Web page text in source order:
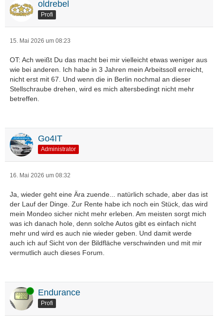
oldrebel
Profi
15. Mai 2026 um 08:23
OT: Ach weißt Du das macht bei mir vielleicht etwas weniger aus
wie bei anderen. Ich habe in 3 Jahren mein Arbeitssoll erreicht,
nicht erst mit 67. Und wenn die in Berlin nochmal an dieser
Stellschraube drehen, wird es mich altersbedingt nicht mehr
betreffen.
Go4IT
Administrator
16. Mai 2026 um 08:32
Ja, wieder geht eine Ära zuende... natürlich schade, aber das ist
der Lauf der Dinge. Zur Rente habe ich noch ein Stück, das wird
mein Mondeo sicher nicht mehr erleben. Am meisten sorgt mich
was ich danach hole, denn solche Autos gibt es einfach nicht
mehr und wird es auch nie wieder geben. Und damit werde
auch ich auf Sicht von der Bildfläche verschwinden und mit mir
vermutlich auch dieses Forum.
Online Endurance
Profi